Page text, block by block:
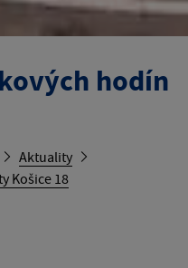
hodín
Aktuality
Košice 18